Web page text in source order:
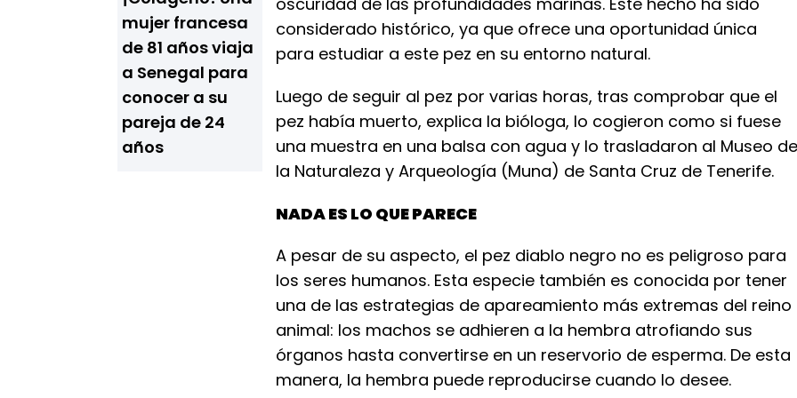
mujer francesa
de 81 años viaja
a Senegal para
conocer a su
pareja de 24
años
considerado histórico, ya que ofrece una oportunidad única
para estudiar a este pez en su entorno natural.
Luego de seguir al pez por varias horas, tras comprobar que el
pez había muerto, explica la bióloga, lo cogieron como si fuese
una muestra en una balsa con agua y lo trasladaron al Museo de
la Naturaleza y Arqueología (Muna) de Santa Cruz de Tenerife.
NADA ES LO QUE PARECE
A pesar de su aspecto, el pez diablo negro no es peligroso para
los seres humanos. Esta especie también es conocida por tener
una de las estrategias de apareamiento más extremas del reino
animal: los machos se adhieren a la hembra atrofiando sus
órganos hasta convertirse en un reservorio de esperma. De esta
manera, la hembra puede reproducirse cuando lo desee.